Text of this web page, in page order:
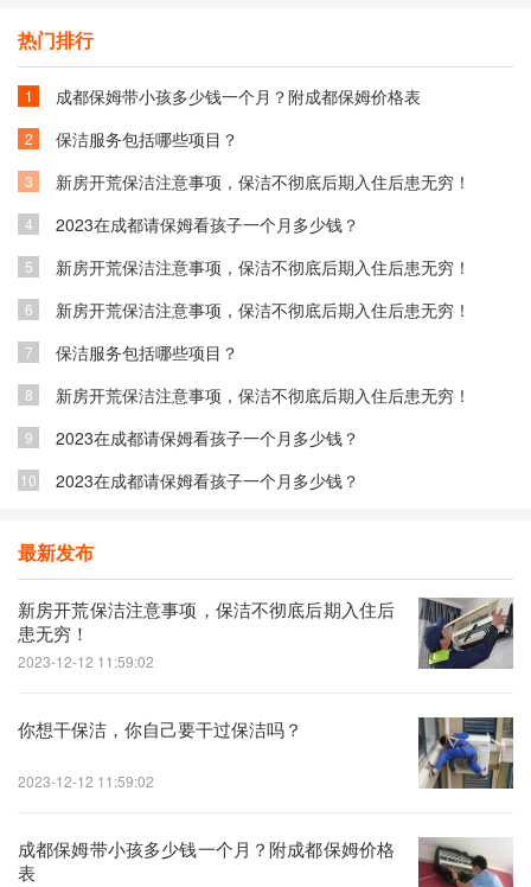
热门排行
1 成都保姆带小孩多少钱一个月？附成都保姆价格表
2 保洁服务包括哪些项目？
3 新房开荒保洁注意事项，保洁不彻底后期入住后患无穷！
4 2023在成都请保姆看孩子一个月多少钱？
5 新房开荒保洁注意事项，保洁不彻底后期入住后患无穷！
6 新房开荒保洁注意事项，保洁不彻底后期入住后患无穷！
7 保洁服务包括哪些项目？
8 新房开荒保洁注意事项，保洁不彻底后期入住后患无穷！
9 2023在成都请保姆看孩子一个月多少钱？
10 2023在成都请保姆看孩子一个月多少钱？
最新发布
新房开荒保洁注意事项，保洁不彻底后期入住后
患无穷！
2023-12-12 11:59:02
你想干保洁，你自己要干过保洁吗？
2023-12-12 11:59:02
成都保姆带小孩多少钱一个月？附成都保姆价格
表